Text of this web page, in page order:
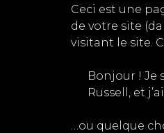
Ceci est une
de votre site
visitant le site.
Bonjour ! Je
Russell, et
…ou quelque